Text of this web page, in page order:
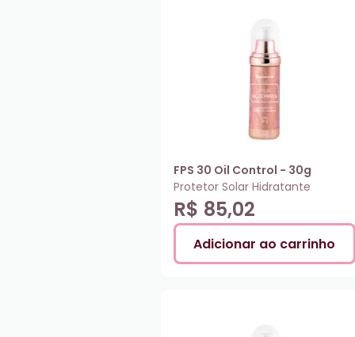
FPS 30 Oil Control - 30g
Protetor Solar Hidratante
R$ 85,02
Adicionar ao carrinho